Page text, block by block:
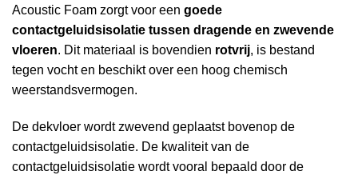
Acoustic Foam zorgt voor een goede
contactgeluidsisolatie tussen dragende en zwevende
vloeren. Dit materiaal is bovendien rotvrij, is bestand
tegen vocht en beschikt over een hoog chemisch
weerstandsvermogen.
De dekvloer wordt zwevend geplaatst bovenop de
contactgeluidsisolatie. De kwaliteit van de
contactgeluidsisolatie wordt vooral bepaald door de